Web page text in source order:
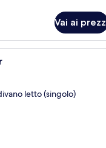
Vai ai
Una camera d'albergo con
letto (singolo)